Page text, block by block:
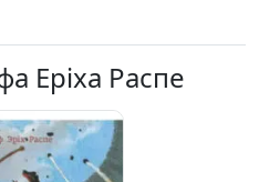
Еріха Распе